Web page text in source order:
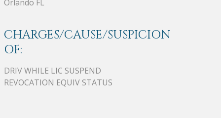
Orlando FL
CHARGES/CAUSE/SUSPICION
OF:
DRIV WHILE LIC SUSPEND
REVOCATION EQUIV STATUS